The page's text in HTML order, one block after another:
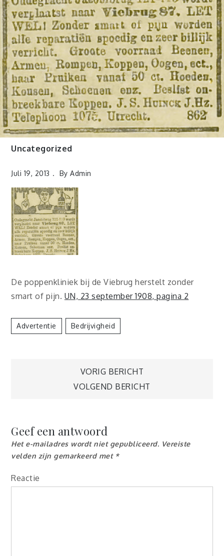
Uncategorized
Juli 19, 2013 ByAdmin
De poppenkliniek bij de Viebrug herstelt zonder
smart of pijn. UN, 23 september 1908, pagina 2
Advertentie Bedrijvigheid
Berichtnavigatie
VORIG BERICHT
VOLGEND BERICHT
Geef een antwoord
Het e-mailadres wordt niet gepubliceerd. Vereiste
velden zijn gemarkeerd met *
Reactie